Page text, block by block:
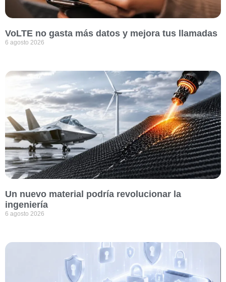
VoLTE no gasta más datos y mejora tus llamadas
6 agosto 2026
Un nuevo material podría revolucionar la
ingeniería
6 agosto 2026